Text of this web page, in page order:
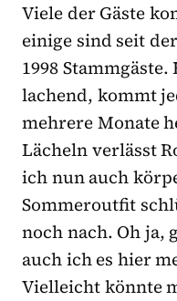
Viele der Gäste
einige sind seit
1998
lachend, kommt
mehrere Monate
Lächeln verlässt
ich nun auch
Sommeroutfit
noch nach. Oh ja,
auch ich es hier
Vielleicht könnte